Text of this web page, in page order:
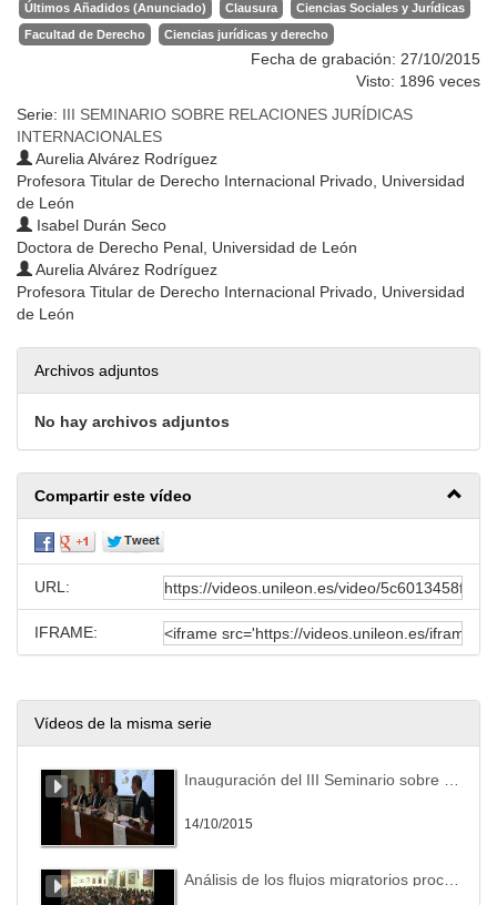
Últimos Añadidos (Anunciado) Clausura
Ciencias Sociales y Jurídicas
Facultad de Derecho
Ciencias jurídicas y derecho
Fecha de grabación: 27/10/2015
Visto: 1896 veces
Serie: III SEMINARIO SOBRE RELACIONES JURÍDICAS
INTERNACIONALES
Aurelia Alvárez Rodríguez
Profesora Titular de Derecho Internacional Privado, Universidad
de León
Isabel Durán Seco
Doctora de Derecho Penal, Universidad de León
Aurelia Alvárez Rodríguez
Profesora Titular de Derecho Internacional Privado, Universidad
de León
Archivos adjuntos
No hay archivos adjuntos
Compartir este vídeo
URL:
IFRAME:
Vídeos de la misma serie
14/10/2015